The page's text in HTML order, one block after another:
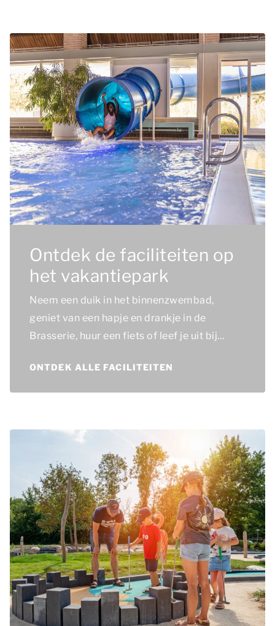
Ontdek de faciliteiten op
het vakantiepark
Neem een duik in het binnenzwembad,
geniet van een hapje en drankje in de
Brasserie, huur een fiets of leef je uit bij
speelparadijs.
ONTDEK ALLE FACILITEITEN